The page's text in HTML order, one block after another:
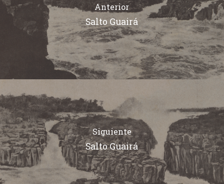
Anterior
Salto Guairá
Siguiente
Salto Guairá